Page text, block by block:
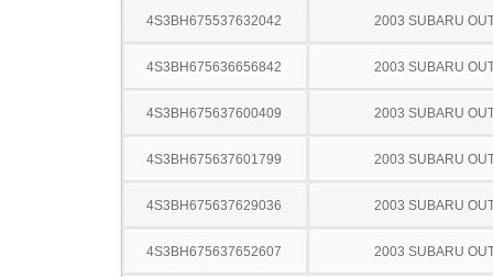
4S3BH675537632042 2003 SUBARU
4S3BH675636656842 2003 SUBARU
4S3BH675637600409 2003 SUBARU
4S3BH675637601799 2003 SUBARU
4S3BH675637629036 2003 SUBARU
4S3BH675637652607 2003 SUBARU